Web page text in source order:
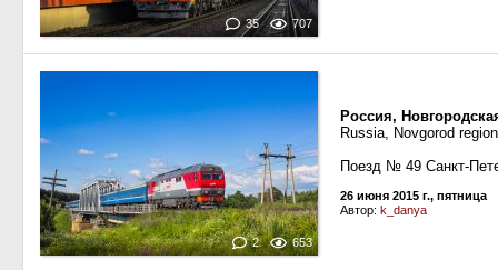
35 707
2 653
Россия,
Russia, Novgorod
Поезд № 49 Санкт-
26 июня 2015 г., пятница
Автор: k_danya